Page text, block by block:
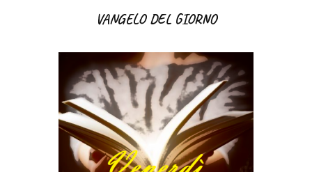
VANGELO DEL GIORNO